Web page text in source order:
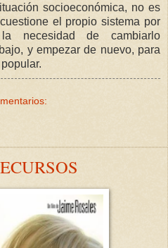
socioeconómica, no es
el propio sistema por
necesidad de cambiarlo
y empezar de nuevo, para